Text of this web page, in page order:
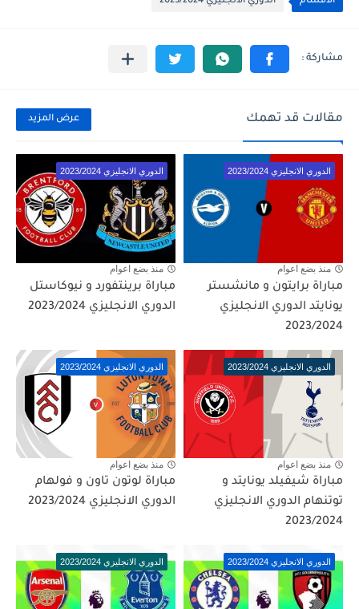
مقالات قد تهمك عرض المزيد
الدوري الانجليزي 2023/2024
منذ بضع اعوام
مباراة برايتون و مانشستر
يونايتد الدوري الانجليزي
2023/2024
الدوري الانجليزي 2023/2024
منذ بضع اعوام
مباراة برينتفورد و نيوكاستل
الدوري الانجليزي 2023/2024
الدوري الانجليزي 2023/2024
منذ بضع اعوام
مباراة شيفيلد يونايتد و
توتنهام الدوري الانجليزي
2023/2024
الدوري الانجليزي 2023/2024
منذ بضع اعوام
مباراة لوتون تاون و فولهام
الدوري الانجليزي 2023/2024
الدوري الانجليزي 2023/2024 الدوري الانجليزي 2023/2024